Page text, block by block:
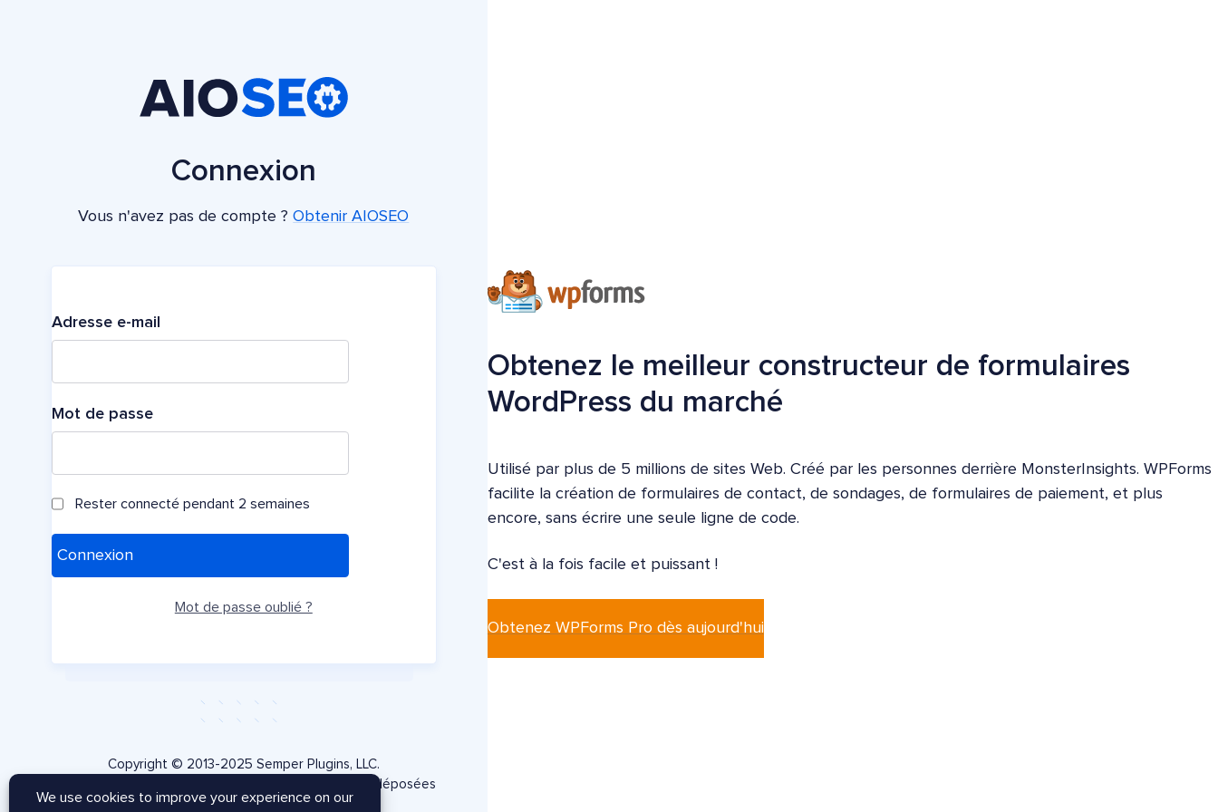
Connexion
Vous n'avez pas de compte ?Obtenir AIOSEO
Adresse e-mail
Mot de passe
Rester connecté pendant 2 semaines
Mot de passe oublié ?
Copyright © 2013-2025 Semper Plugins, LLC.
AIOSEO® et All in One SEO Pack® sont des marques déposées
de Semper Plugins, LLC.
Obtenez le meilleur constructeur de formulaires
WordPress du marché
Utilisé par plus de 5 millions de sites Web. Créé par les personnes derrière MonsterInsights. WPForms
facilite la création de formulaires de contact, de sondages, de formulaires de paiement, et plus
encore, sans écrire une seule ligne de code.
C'est à la fois facile et puissant !
Obtenez WPForms Pro dès aujourd'hui